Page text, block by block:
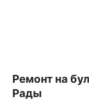
Ремонт на
Рады